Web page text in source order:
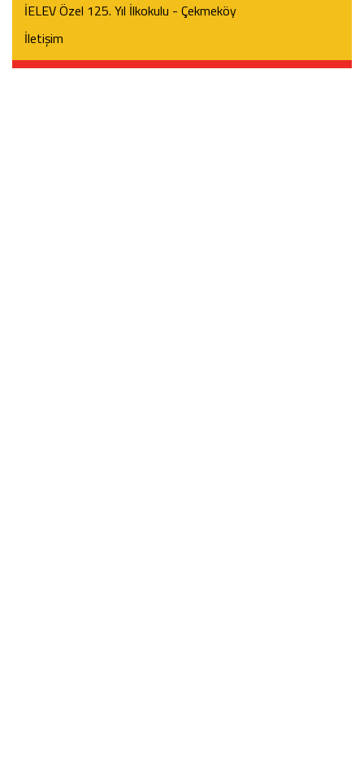
İELEV Özel 125. Yıl İlkokulu - Çekmeköy
İletişim